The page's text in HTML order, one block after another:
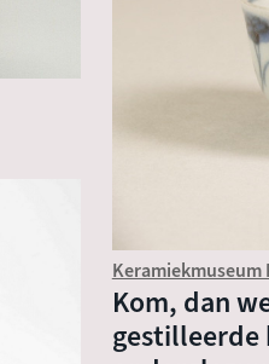
Keramiekmuseum
Kom, dan
gestilleerde